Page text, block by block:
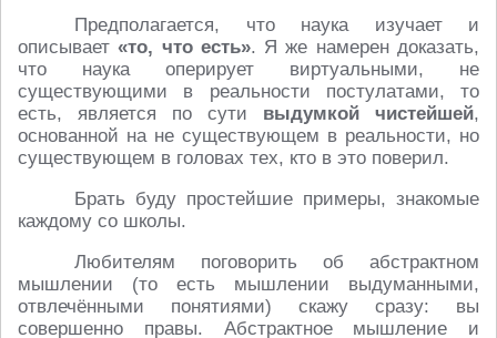
Предполагается, что наука изучает и
описывает«то, что есть». Я же намерен доказать,
что наука оперирует виртуальными, не
существующими в реальности постулатами, то
есть, является по сути выдумкой чистейшей,
основанной на не существующем в реальности, но
существующем в головах тех, кто в это поверил.
Брать буду простейшие примеры, знакомые
каждому со школы.
Любителям поговорить об абстрактном
мышлении (то есть мышлении выдуманными,
отвлечёнными понятиями) скажу сразу: вы
совершенно правы. Абстрактное мышление и